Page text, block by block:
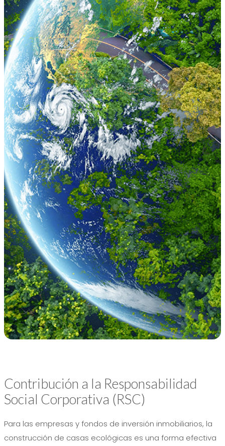
Contribución a la Responsabilidad
Social Corporativa (RSC)
Para las empresas y fondos de inversión inmobiliarios, la
construcción de casas ecológicas es una forma efectiva